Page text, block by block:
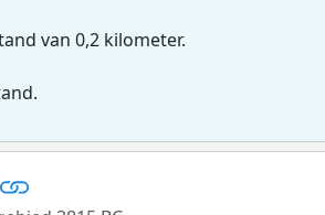
van 0,2 kilometer.